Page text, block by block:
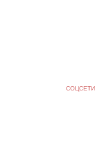
СОЦСЕТИ